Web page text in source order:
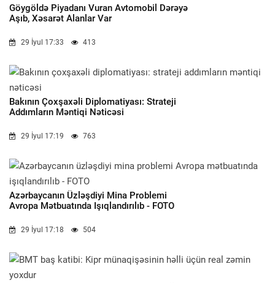
Göygöldə Piyadanı Vuran Avtomobil Dərəyə
Aşıb, Xəsarət Alanlar Var
29 İyul 17:33 413
Bakının Çoxşaxəli Diplomatiyası: Strateji
Addımların Məntiqi Nəticəsi
29 İyul 17:19 763
Azərbaycanın Üzləşdiyi Mina Problemi
Avropa Mətbuatında Işıqlandırılıb - FOTO
29 İyul 17:18 504